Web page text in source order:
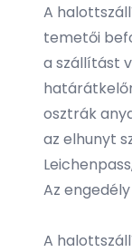
A
temetői
a szállítást
osztrák
az elhunyt
Leichenpass
Az
A